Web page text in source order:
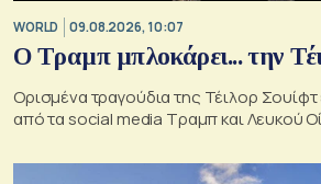
WORLD 09.08.2026, 10:07
Ο Τραμπ μπλοκάρει... την
Ορισμένα τραγούδια της Τέιλορ
από τα social media Τραμπ και Λευκού